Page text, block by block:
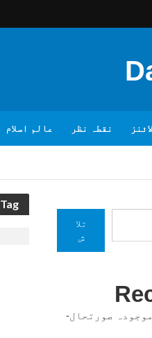
نقطہ نظر عالم اسلام
Tag - ترجیحات اور اہداف
تلا
ش
صورتحال-